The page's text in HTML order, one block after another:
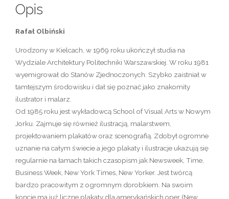
Opis
Rafał Olbiński
Urodzony w Kielcach, w 1969 roku ukończył studia na
Wydziale Architektury Politechniki Warszawskiej. W roku 1981
wyemigrował do Stanów Zjednoczonych. Szybko zaistniał w
tamtejszym środowisku i dał się poznać jako znakomity
ilustrator i malarz.
Od 1985 roku jest wykładowcą School of Visual Arts w Nowym
Jorku. Zajmuje się również ilustracją, malarstwem,
projektowaniem plakatów oraz scenografią. Zdobył ogromne
uznanie na całym świecie a jego plakaty i ilustracje ukazują się
regularnie na łamach takich czasopism jak Newsweek, Time,
Business Week, New York Times, New Yorker. Jest twórcą
bardzo pracowitym z ogromnym dorobkiem. Na swoim
koncie ma już liczne plakaty dla amerykańskich oper (New